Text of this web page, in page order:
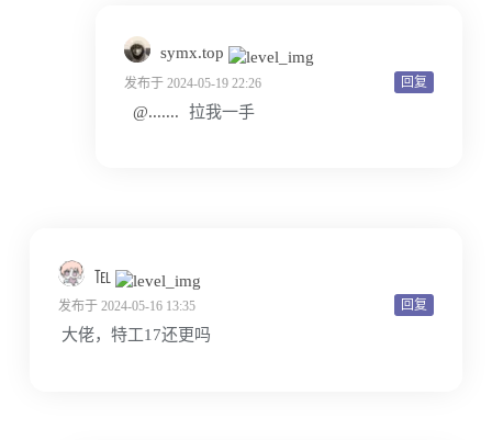
symx.top
回复
发布于 2024-05-19 22:26
@....... 拉我一手
℡
回复
发布于 2024-05-16 13:35
大佬，特工17还更吗